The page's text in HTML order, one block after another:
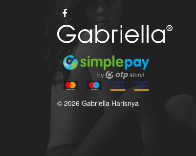
© 2026 Gabriella Harisnya